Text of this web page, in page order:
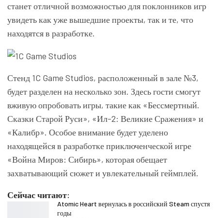
станет отличной возможностью для поклонников игр
увидеть как уже вышедшие проекты, так и те, что
находятся в разработке.
Стенд 1C Game Studios, расположенный в зале №3,
будет разделен на несколько зон. Здесь гости смогут
вживую опробовать игры, такие как «Бессмертный.
Сказки Старой Руси», «Ил-2: Великие Сражения» и
«Калибр». Особое внимание будет уделено
находящейся в разработке приключенческой игре
«Война Миров: Сибирь», которая обещает
захватывающий сюжет и увлекательный геймплей.
Сейчас читают:
Atomic Heart вернулась в российский Steam спустя
годы